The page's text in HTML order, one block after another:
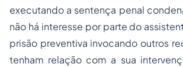
executando a sentença penal
não há interesse por parte do
prisão preventiva invocando outros
tenham relação com a sua